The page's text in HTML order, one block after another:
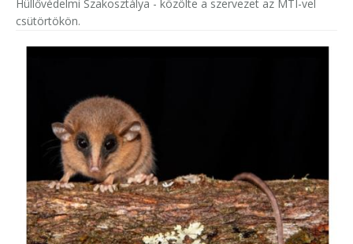
Hüllővédelmi Szakosztálya - közölte a szervezet az MTI-vel
csütörtökön.